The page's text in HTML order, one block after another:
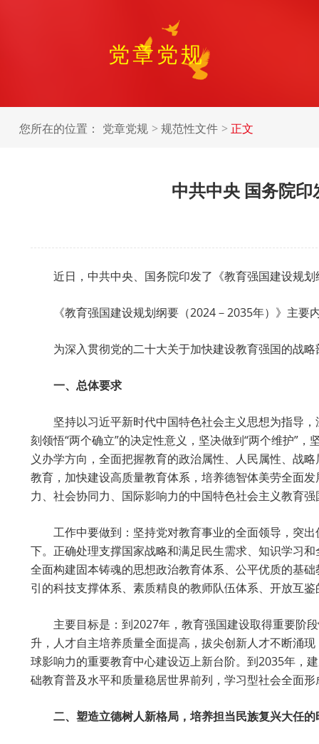
党章党规
您所在的位置： 党章党规 规范性文件 正文
中共中央 国务院
近日，中共中央、国务院印发了《教育强国建设规
《教育强国建设规划纲要（2024－2035年）》主要
为深入贯彻党的二十大关于加快建设教育强国的战
一、总体要求
坚持以习近平新时代中国特色社会主义思想为指导
刻领悟“两个确立”的决定性意义，坚决做到“两个维护”
义办学方向，全面把握教育的政治属性、人民属性、战
教育，加快建设高质量教育体系，培养德智体美劳全面
力、社会协同力、国际影响力的中国特色社会主义教育
工作中要做到：坚持党对教育事业的全面领导，突
下。正确处理支撑国家战略和满足民生需求、知识学习
全面构建固本铸魂的思想政治教育体系、公平优质的基
引的科技支撑体系、素质精良的教师队伍体系、开放互
主要目标是：到2027年，教育强国建设取得重要阶
升，人才自主培养质量全面提高，拔尖创新人才不断涌
球影响力的重要教育中心建设迈上新台阶。到2035年，
础教育普及水平和质量稳居世界前列，学习型社会全面
二、塑造立德树人新格局，培养担当民族复兴大任的